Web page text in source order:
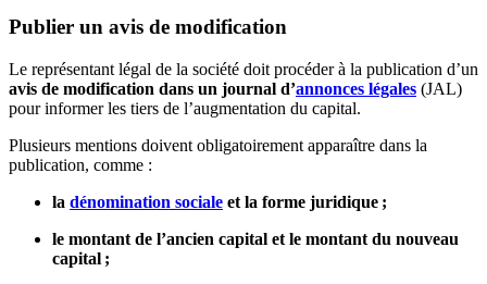
Publier un avis de modification
Le représentant légal de la société doit procéder à la publication d’un
avis de modification dans un journal d’annonces légales (JAL)
pour informer les tiers de l’augmentation du capital.
Plusieurs mentions doivent obligatoirement apparaître dans la
publication, comme :
la dénomination sociale et la forme juridique ;
le montant de l’ancien capital et le montant du nouveau
capital ;